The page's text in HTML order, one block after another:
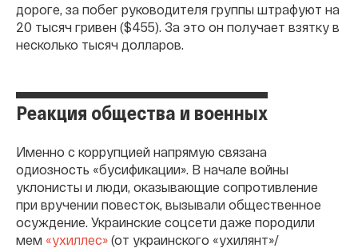
дороге, за побег руководителя группы штрафуют на
20 тысяч гривен ($455). За это он получает взятку в
несколько тысяч долларов.
Реакция общества и военных
Именно с коррупцией напрямую связана
одиозность «бусификации». В начале войны
уклонисты и люди, оказывающие сопротивление
при вручении повесток, вызывали общественное
осуждение. Украинские соцсети даже породили
мем «ухиллес» (от украинского «ухилянт»/